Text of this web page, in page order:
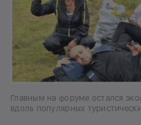
Главным на форуме остался
вдоль популярных